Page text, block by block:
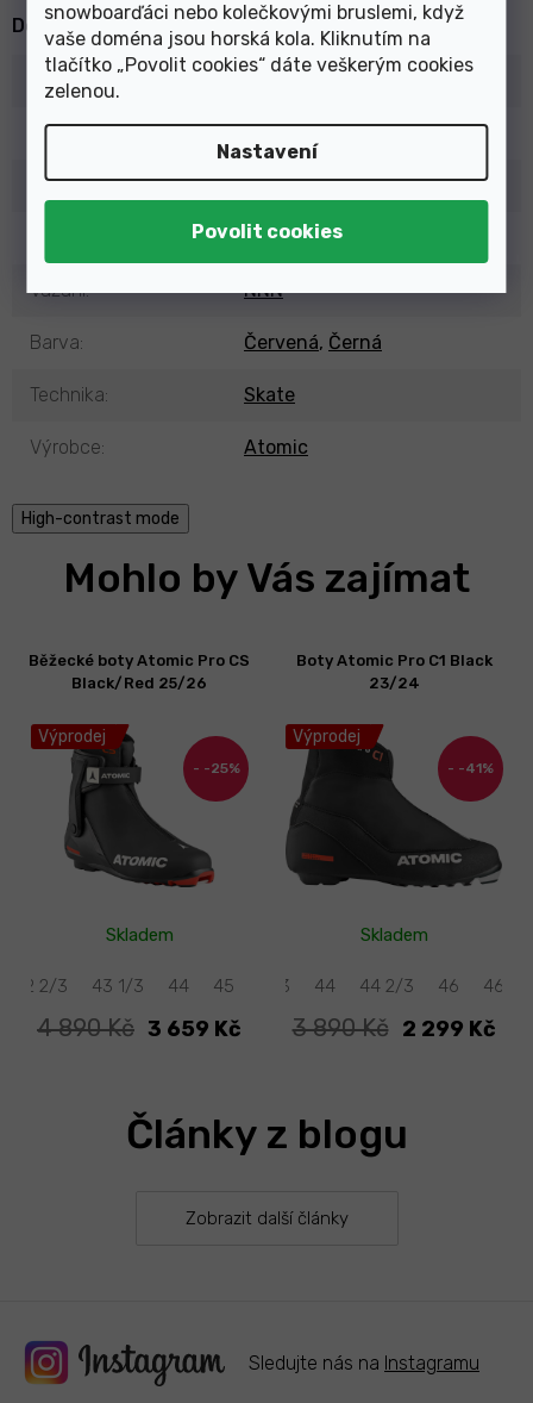
snowboarďáci nebo kolečkovými bruslemi, když
vaše doména jsou horská kola. Kliknutím na
tlačítko „Povolit cookies“ dáte veškerým cookies
zelenou.
Nastavení
Doplňkové parametry
Kategorie Lyžařské boty běžecké
EAN: 887445456322
Typ: Pánské (Unisex)
25/26
Vázání: NNN
Barva: Červená, Černá
Technika: Skate
Výrobce: Atomic
High-contrast mode
Mohlo by Vás zajímat
Výprodej
-25%
Běžecké boty Atomic Pro CS
Black/Red 25/26
Skladem
42 2/3 43 1/3 44 45 46 1/3 36 2/3 36 46 2/3
4 890 Kč 3 659 Kč
Výprodej
-41%
Boty Atomic Pro C1 Black
23/24
Skladem
43 1/3 44 44 2/3 46 46 2/
3 890 Kč 2 299 Kč
Články z blogu
Zobrazit další články
Sledujte nás na Instagramu